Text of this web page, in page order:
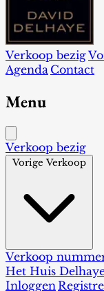
Verkoop bezig
Agenda Contact
Menu
Verkoop bezig
Vorige Verkoop
Verkoop
Het Huis
Inloggen